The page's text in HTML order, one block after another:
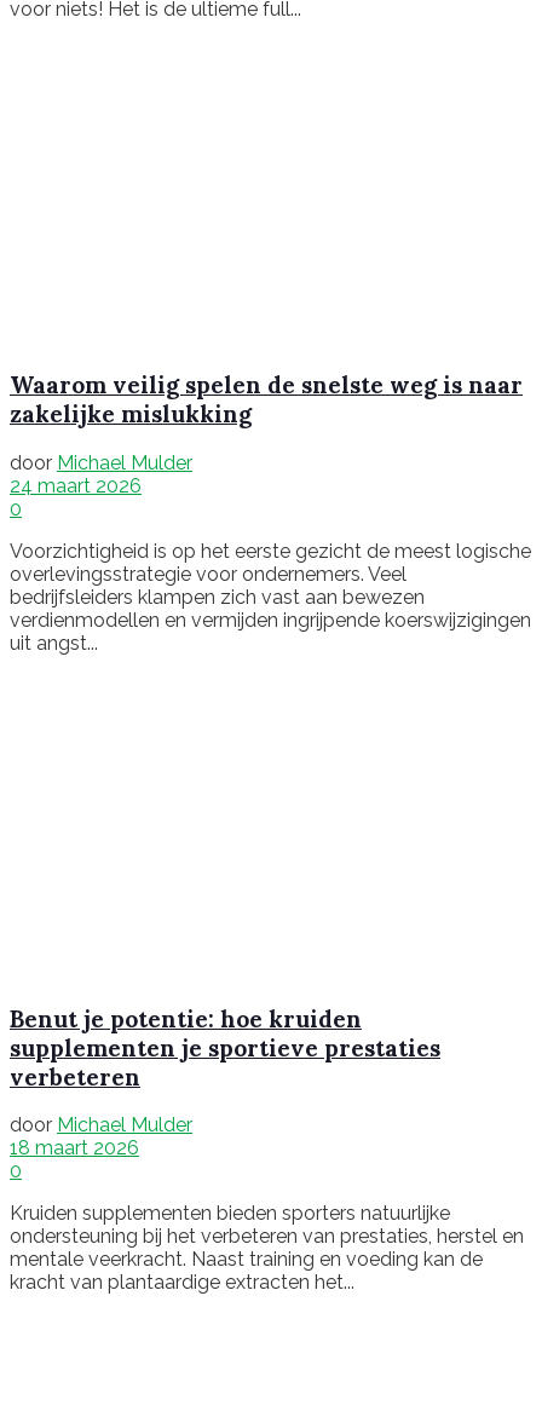
voor niets! Het is de ultieme full...
Waarom veilig spelen de snelste weg is naar
zakelijke mislukking
door Michael Mulder
24 maart 2026
0
Voorzichtigheid is op het eerste gezicht de meest logische
overlevingsstrategie voor ondernemers. Veel
bedrijfsleiders klampen zich vast aan bewezen
verdienmodellen en vermijden ingrijpende koerswijzigingen
uit angst...
Benut je potentie: hoe kruiden
supplementen je sportieve prestaties
verbeteren
door Michael Mulder
18 maart 2026
0
Kruiden supplementen bieden sporters natuurlijke
ondersteuning bij het verbeteren van prestaties, herstel en
mentale veerkracht. Naast training en voeding kan de
kracht van plantaardige extracten het...